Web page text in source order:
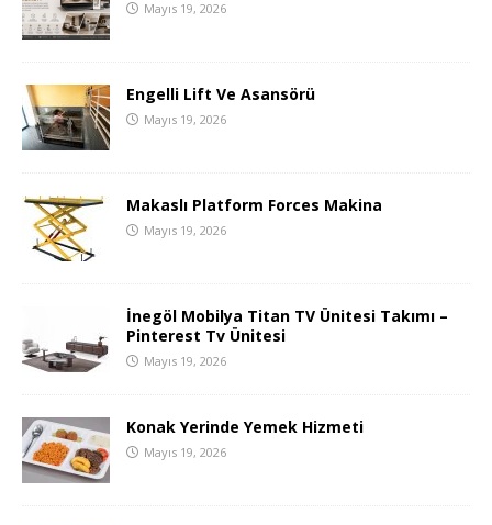
Mayıs 19, 2026
Engelli Lift Ve Asansörü
Mayıs 19, 2026
Makaslı Platform Forces Makina
Mayıs 19, 2026
İnegöl Mobilya Titan TV Ünitesi Takımı –
Pinterest Tv Ünitesi
Mayıs 19, 2026
Konak Yerinde Yemek Hizmeti
Mayıs 19, 2026